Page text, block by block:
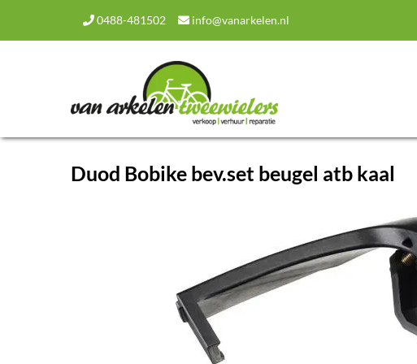
0488-481502 info@vanarkelen.nl
Duod Bobike bev.set beugel atb kaal